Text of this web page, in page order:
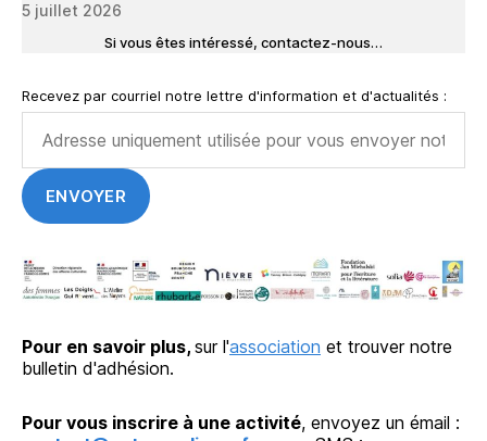
5 juillet 2026
Si vous êtes intéressé, contactez-nous…
Recevez par courriel notre lettre d'information et d'actualités :
Pour en savoir plus, sur l'association et trouver notre
bulletin d'adhésion.
Pour vous inscrire à une activité, envoyez un émail :